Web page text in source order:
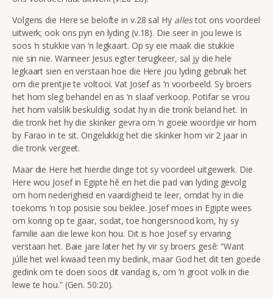
Volgens die Here se belofte in v.28 sal Hy allestot ons voordeel
uitwerk; ook ons pyn en lyding (v.18). Die seer in jou lewe is
soos ‘n stukkie van ‘n legkaart. Op sy eie maak die stukkie
nie sin nie. Wanneer Jesus egter terugkeer, sal jy die hele
legkaart sien en verstaan hoe die Here jou lyding gebruik het
om die prentjie te voltooi. Vat Josef as ‘n voorbeeld. Sy broers
het hom sleg behandel en as ‘n slaaf verkoop. Potifar se vrou
het hom valslik beskuldig, sodat hy in die tronk beland het. In
die tronk het hy die skinker gevra om ‘n goeie woordjie vir hom
by Farao in te sit. Ongelukkig het die skinker hom vir 2 jaar in
die tronk vergeet.
Maar die Here het hierdie dinge tot sy voordeel uitgewerk. Die
Here wou Josef in Egipte hê en het die pad van lyding gevolg
om hom nederigheid en vaardigheid te leer, omdat hy in die
toekoms ‘n top posisie sou beklee. Josef moes in Egipte wees
om koring op te gaar, sodat, toe hongersnood kom, hy sy
familie aan die lewe kon hou. Dit is hoe Josef sy ervaring
verstaan het. Baie jare later het hy vir sy broers gesê: “Want
júlle het wel kwaad teen my bedink, maar God het dit ten goede
gedink om te doen soos dit vandag is, om ’n groot volk in die
lewe te hou.” (Gen. 50:20).